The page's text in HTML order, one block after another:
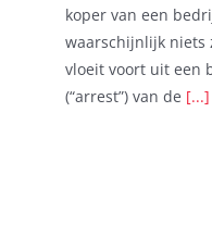
koper van een
waarschijnlijk niets
vloeit voort uit een
(“arrest”) van de [...]